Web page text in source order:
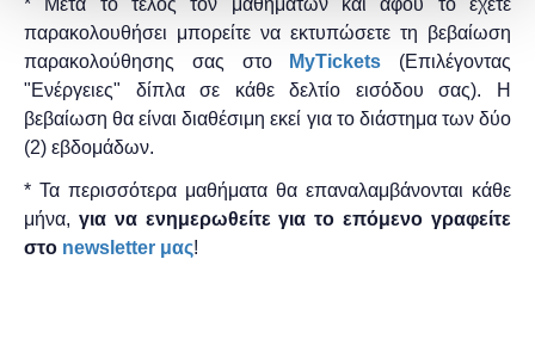
παρακολουθήσει μπορείτε να εκτυπώσετε τη βεβαίωση
παρακολούθησης ​σας στο
MyTickets (Επιλέγοντας
"Ενέργειες" δίπλα σε κάθε δελτίο εισόδου σας). Η
βεβαίωση θα είναι διαθέσιμη εκεί για το διάστημα των δύο
(2) εβδομάδων.
* Τα περισσότερα μαθήματα θα επαναλαμβάνονται κάθε
μήνα, για να ενημερωθείτε για το επόμενο γραφείτε
στο newsletter μας!